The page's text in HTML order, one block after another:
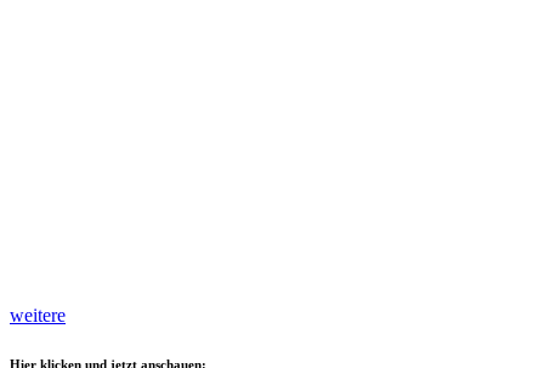
weitere
Hier klicken und jetzt anschauen: